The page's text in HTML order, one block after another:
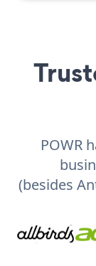
POWR
(besides